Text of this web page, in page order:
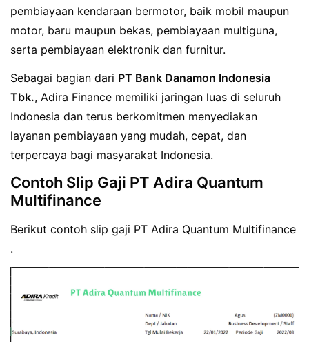
pembiayaan kendaraan bermotor, baik mobil maupun
motor, baru maupun bekas, pembiayaan multiguna,
serta pembiayaan elektronik dan furnitur.
Sebagai bagian dari PT Bank Danamon Indonesia
Tbk., Adira Finance memiliki jaringan luas di seluruh
Indonesia dan terus berkomitmen menyediakan
layanan pembiayaan yang mudah, cepat, dan
terpercaya bagi masyarakat Indonesia.
Contoh Slip Gaji PT Adira Quantum
Multifinance
Berikut contoh slip gaji PT Adira Quantum Multifinance
.